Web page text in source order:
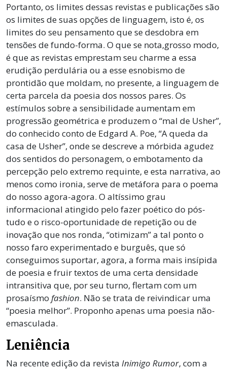
Portanto, os limites dessas revistas e publicações são
os limites de suas opções de linguagem, isto é, os
limites do seu pensamento que se desdobra em
tensões de fundo-forma. O que se nota,grosso modo,
é que as revistas emprestam seu charme a essa
erudição perdulária ou a esse esnobismo de
prontidão que moldam, no presente, a linguagem de
certa parcela da poesia dos nossos pares. Os
estímulos sobre a sensibilidade aumentam em
progressão geométrica e produzem o “mal de Usher”,
do conhecido conto de Edgard A. Poe, “A queda da
casa de Usher”, onde se descreve a mórbida agudez
dos sentidos do personagem, o embotamento da
percepção pelo extremo requinte, e esta narrativa, ao
menos como ironia, serve de metáfora para o poema
do nosso agora-agora. O altíssimo grau
informacional atingido pelo fazer poético do pós-
tudo e o risco-oportunidade de repetição ou de
inovação que nos ronda, “otimizam” a tal ponto o
nosso faro experimentado e burguês, que só
conseguimos suportar, agora, a forma mais insípida
de poesia e fruir textos de uma certa densidade
intransitiva que, por seu turno, flertam com um
prosaísmo fashion. Não se trata de reivindicar uma
“poesia melhor”. Proponho apenas uma poesia não-
emasculada.
Leniência
Na recente edição da revista Inimigo Rumor, com a